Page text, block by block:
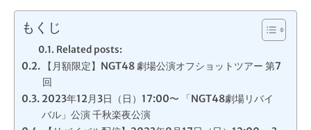
もくじ
Related posts:
【月額限定】NGT48 劇場公演オフショットツアー 第7
回
2023年12月3日（日）17:00〜 「NGT48劇場リバイ
バル」公演 千秋楽夜公演